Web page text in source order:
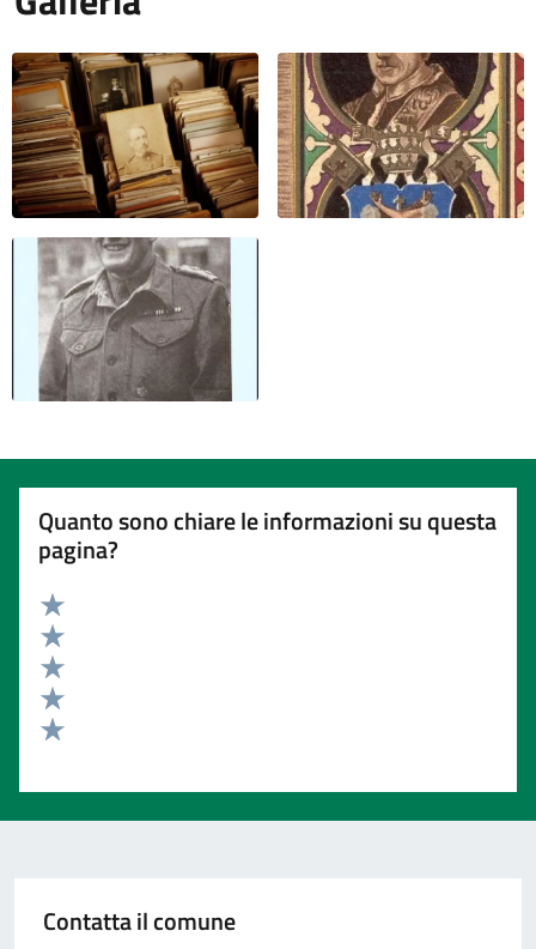
Quanto sono chiare le informazioni su questa
pagina?
Valuta 5 stelle su 5
Valuta 4 stelle su 5
Valuta 3 stelle su 5
Valuta 2 stelle su 5
Contatta il comune